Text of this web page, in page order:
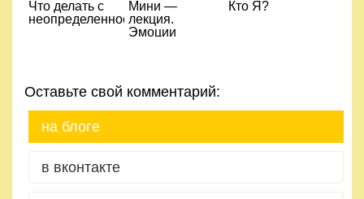
Что делать с
неопределенностью
Мини —
лекция.
Эмоции
Фундаментальные
эмоции.
Кто Я?
Оставьте свой комментарий:
на блоге
в вконтакте